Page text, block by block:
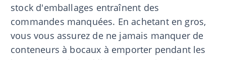
stock d'emballages entraînent des
commandes manquées. En achetant en gros,
vous vous assurez de ne jamais manquer de
conteneurs à bocaux à emporter pendant les